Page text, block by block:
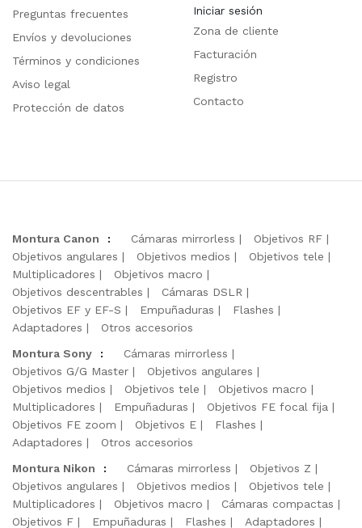
Preguntas frecuentes
Envíos y devoluciones
Términos y condiciones
Aviso legal
Protección de datos
Iniciar sesión
Zona de cliente
Facturación
Registro
Contacto
Montura Canon : Cámaras mirrorless
Objetivos RF
Objetivos angulares
Objetivos medios
Objetivos tele
Multiplicadores
Objetivos macro
Objetivos descentrables
Cámaras DSLR
Objetivos EF y EF-S
Empuñaduras
Flashes
Adaptadores
Otros accesorios
Montura Sony
:
Cámaras mirrorless
Objetivos G/G Master
Objetivos angulares
Objetivos medios
Objetivos tele
Objetivos macro
Multiplicadores
Empuñaduras
Objetivos FE focal fija
Objetivos FE zoom
Objetivos E
Flashes
Adaptadores
Otros accesorios
Montura Nikon
: Cámaras mirrorless
Objetivos Z
Objetivos angulares
Objetivos medios
Objetivos tele
Multiplicadores
Objetivos macro
Cámaras compactas
Objetivos F
Empuñaduras Flashes
Adaptadores